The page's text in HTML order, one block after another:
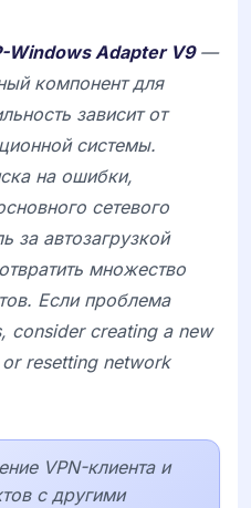
Windows Adapter V9—
компонент для
зависит от
системы.
на ошибки,
сетевого
за автозагрузкой
множество
Если проблема
consider creating a new
resetting network
VPN-клиента и
с другими